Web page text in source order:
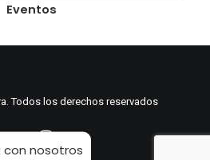
Eventos
Todos los derechos reservados
nosotros